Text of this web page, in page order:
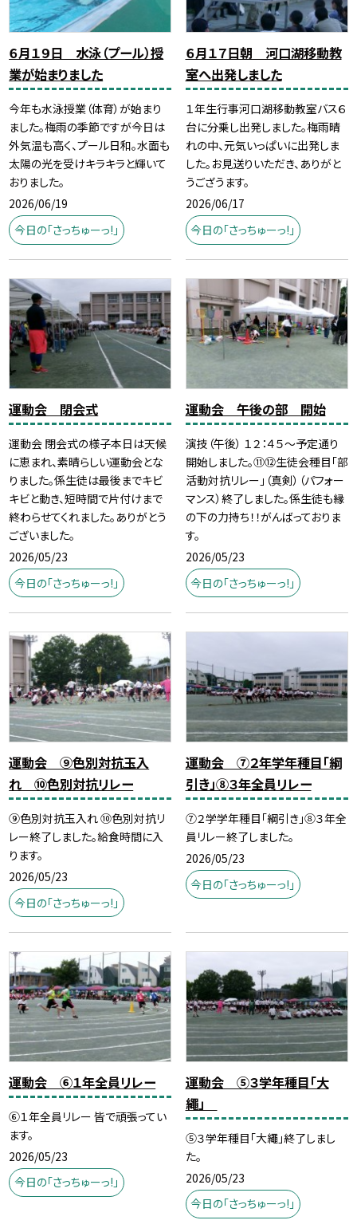
６月１９日 水泳（プール）授
業が始まりました
今年も水泳授業（体育）が始まり
ました。梅雨の季節ですが今日は
外気温も高く、プール日和。水面も
太陽の光を受けキラキラと輝いて
おりました。
2026/06/19
今日の「さっちゅーっ!」
６月１７日朝 河口湖移動教
室へ出発しました
１年生行事河口湖移動教室バス６
台に分乗し出発しました。梅雨晴
れの中、元気いっぱいに出発しま
した。お見送りいただき、ありがと
うござうます。
2026/06/17
今日の「さっちゅーっ!」
運動会 閉会式
運動会 閉会式の様子本日は天候
に恵まれ、素晴らしい運動会とな
りました。係生徒は最後までキビ
キビと動き、短時間で片付けまで
終わらせてくれました。ありがとう
ございました。
2026/05/23
今日の「さっちゅーっ!」
運動会 午後の部 開始
演技（午後） １２：４５～予定通り
開始しました。⑪⑫生徒会種目「部
活動対抗リレー」（真剣）（パフォー
マンス）終了しました。係生徒も縁
の下の力持ち！！がんばっておりま
す。
2026/05/23
今日の「さっちゅーっ!」
運動会 ⑨色別対抗玉入
れ ⑩色別対抗リレー
⑨色別対抗玉入れ ⑩色別対抗リ
レー終了しました。給食時間に入
ります。
2026/05/23
今日の「さっちゅーっ!」
運動会 ⑦２年学年種目「綱
引き」⑧３年全員リレー
⑦２学学年種目「綱引き」⑧３年全
員リレー終了しました。
2026/05/23
今日の「さっちゅーっ!」
運動会 ⑥１年全員リレー
⑥１年全員リレー 皆で頑張ってい
ます。
2026/05/23
今日の「さっちゅーっ!」
運動会 ⑤３学年種目「大
繩」
⑤３学年種目「大繩」終了しまし
た。
2026/05/23
今日の「さっちゅーっ!」